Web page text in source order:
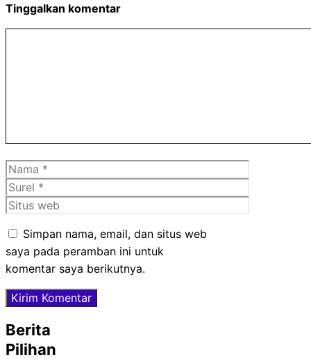
Tinggalkan komentar
Nama
Surel
Situs
Simpan nama, email, dan situs web
saya pada peramban ini untuk
komentar saya berikutnya.
Berita
Pilihan